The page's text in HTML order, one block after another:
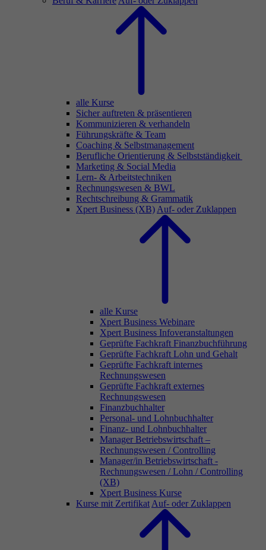
alle Kurse
Sicher auftreten & präsentieren
Kommunizieren & verhandeln
Führungskräfte & Team
Coaching & Selbstmanagement
Berufliche Orientierung & Selbstständigkeit
Marketing & Social Media
Lern- & Arbeitstechniken
Rechnungswesen & BWL
Rechtschreibung & Grammatik
Xpert Business (XB) Auf- oder Zuklappen
alle Kurse
Xpert Business Webinare
Xpert Business Infoveranstaltungen
Geprüfte Fachkraft Finanzbuchführung
Geprüfte Fachkraft Lohn und Gehalt
Geprüfte Fachkraft internes
Rechnungswesen
Geprüfte Fachkraft externes
Rechnungswesen
Finanzbuchhalter
Personal- und Lohnbuchhalter
Finanz- und Lohnbuchhalter
Manager Betriebswirtschaft –
Rechnungswesen / Controlling
Manager/in Betriebswirtschaft -
Rechnungswesen / Lohn / Controlling
(XB)
Xpert Business Kurse
Kurse mit Zertifikat Auf- oder Zuklappen